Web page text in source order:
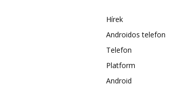
Hírek
Androidos telefon
Telefon
Platform
Android